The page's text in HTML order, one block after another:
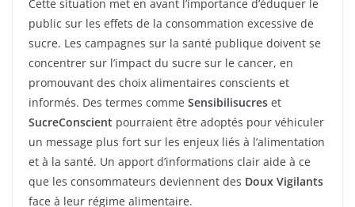
Cette situation met en avant l’importance d’éduquer le
public sur les effets de la consommation excessive de
sucre. Les campagnes sur la santé publique doivent se
concentrer sur l’impact du sucre sur le cancer, en
promouvant des choix alimentaires conscients et
informés. Des termes comme Sensibilisucres et
SucreConscient pourraient être adoptés pour véhiculer
un message plus fort sur les enjeux liés à l’alimentation
et à la santé. Un apport d’informations clair aide à ce
que les consommateurs deviennent des Doux Vigilants
face à leur régime alimentaire.